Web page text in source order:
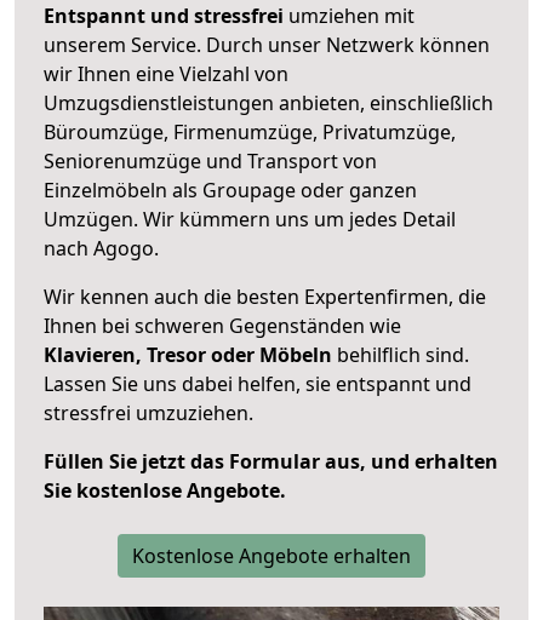
Entspannt und stressfrei umziehen mit
unserem Service. Durch unser Netzwerk können
wir Ihnen eine Vielzahl von
Umzugsdienstleistungen anbieten, einschließlich
Büroumzüge, Firmenumzüge, Privatumzüge,
Seniorenumzüge und Transport von
Einzelmöbeln als Groupage oder ganzen
Umzügen. Wir kümmern uns um jedes Detail
nach Agogo.
Wir kennen auch die besten Expertenfirmen, die
Ihnen bei schweren Gegenständen wie
Klavieren, Tresor oder Möbeln behilflich sind.
Lassen Sie uns dabei helfen, sie entspannt und
stressfrei umzuziehen.
Füllen Sie jetzt das Formular aus, und erhalten
Sie kostenlose Angebote.
Kostenlose Angebote erhalten